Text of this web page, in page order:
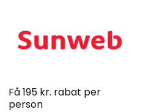
Få 195 kr. rabat per
person